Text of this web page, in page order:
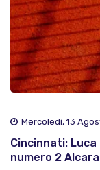
Mercoledì, 13
Cincinnati:
numero 2